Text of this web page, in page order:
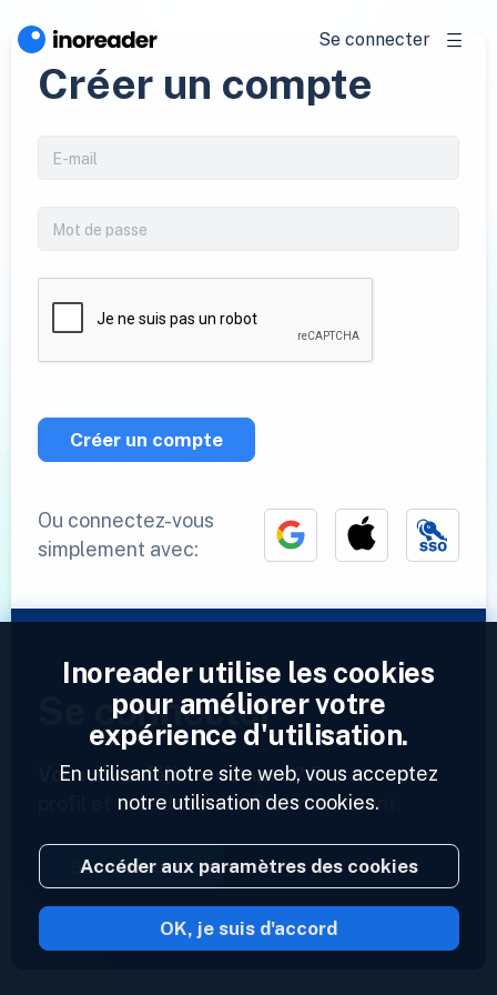
Se connecter
Créer un compte
Créer un compte
Ou connectez-vous
simplement avec:
Se connecter
Vous avez déjà un compte ? Entrez votre
profil et accédez à vos flux maintenant.
Se connecter
2023 © Inoreader
Inoreader utilise les cookies
pour améliorer votre
expérience d'utilisation.
En utilisant notre site web, vous acceptez
notre utilisation des cookies.
Accéder aux paramètres des cookies
OK, je suis d'accord